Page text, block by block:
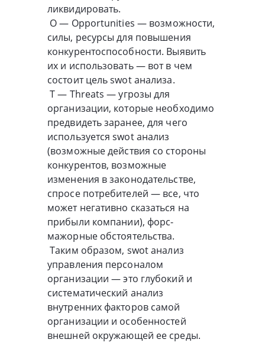
ликвидировать.
O — Opportunities — возможности,
силы, ресурсы для повышения
конкурентоспособности. Выявить
их и использовать — вот в чем
состоит цель swot анализа.
T — Threats — угрозы для
организации, которые необходимо
предвидеть заранее, для чего
используется swot анализ
(возможные действия со стороны
конкурентов, возможные
изменения в законодательстве,
спросе потребителей — все, что
может негативно сказаться на
прибыли компании), форс-
мажорные обстоятельства.
Таким образом, swot анализ
управления персоналом
организации — это глубокий и
систематический анализ
внутренних факторов самой
организации и особенностей
внешней окружающей ее среды.